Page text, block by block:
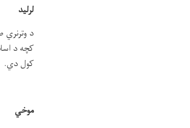
لرلید
د
کچه د
کول دي.
موخي